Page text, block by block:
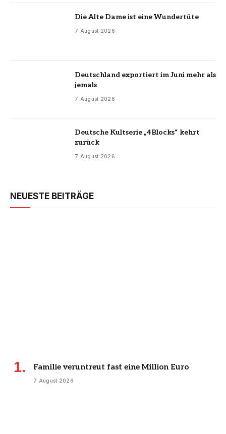
Die Alte Dame ist eine Wundertüte
7 August 2026
Deutschland exportiert im Juni mehr als
jemals
7 August 2026
Deutsche Kultserie „4Blocks“ kehrt
zurück
7 August 2026
NEUESTE BEITRÄGE
Familie veruntreut fast eine Million Euro
7 August 2026